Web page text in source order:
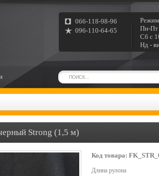
066-118-98-96
096-110-64-65
Пн-Пт
Сб с
Нд -
Strong (1,5 м)
Код товара:
Длина рулона